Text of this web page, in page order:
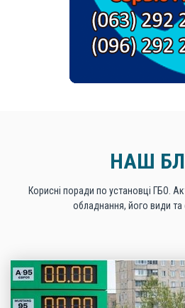
НАШ
Корисні поради по установці ГБО.
обладнання, його види та